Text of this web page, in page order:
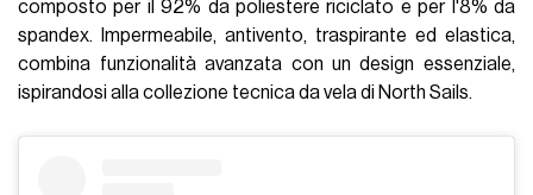
composto per il 92% da poliestere riciclato e per l'8% da
spandex. Impermeabile, antivento, traspirante ed elastica,
combina funzionalità avanzata con un design essenziale,
ispirandosi alla collezione tecnica da vela di North Sails.